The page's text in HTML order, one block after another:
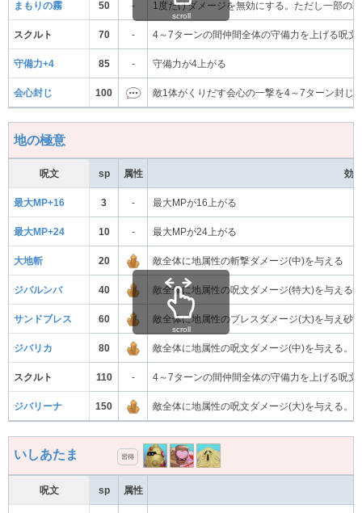
まもりの霧 50 - 1度だけダメージを無効にする。ただし一部の
スクルト 70 - 4～7ターンの間仲間全体の守備力を上げる呪文
守備力+4 85 - 守備力が4上がる
会心封じ 100 敵1体がくりだす会心の一撃を4～7ターン封じ
scroll
地の極意
呪文 sp 属性 効
最大MP+16 3 - 最大MPが16上がる
最大MP+24 10 - 最大MPが24上がる
大地斬 20 敵全体に地属性の斬撃ダメージ(中)を与える
ジバルンバ 40 敵全体に地属性の呪文ダメージ(特大)を与える
サンドブレス 60 敵全体に地属性のブレスダメージ(大)を与え砂
ジバリカ 80 敵全体に地属性の呪文ダメージ(中)を与える。
スクルト 110 - 4～7ターンの間仲間全体の守備力を上げる呪文
ジバリーナ 150 敵全体に地属性の呪文ダメージ(大)を与える。
scroll
いしあたま 習得
呪文 sp 属性